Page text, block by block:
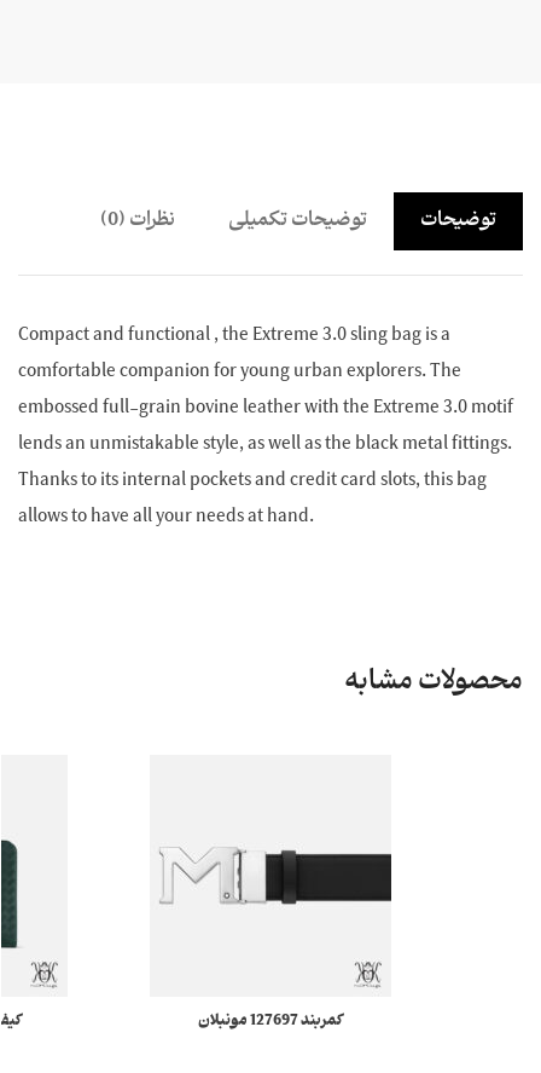
توضیحات توضیحات تکمیلی نظرات (0)
Compact and functional , the Extreme 3.0 sling bag is a
comfortable companion for young urban explorers. The
embossed full-grain bovine leather with the Extreme 3.0 motif
lends an unmistakable style, as well as the black metal fittings.
Thanks to its internal pockets and credit card slots, this bag
allows to have all your needs at hand.
محصولات مشابه
کمربند 127697 مونبلان